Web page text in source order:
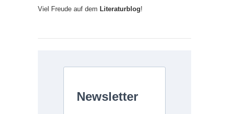
Viel Freude auf dem Literaturblog!
Newsletter